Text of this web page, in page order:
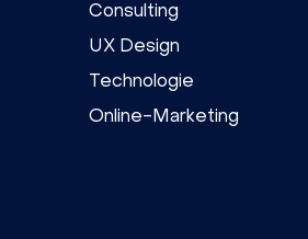
Consulting
UX Design
Technologie
Online-Marketing